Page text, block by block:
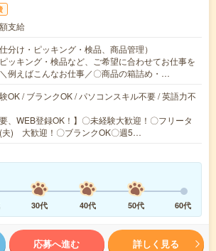
支給
分け・ピッキング・検品、商品管理）
ッキング・検品など、ご希望に合わせてお仕事を
例えばこんなお仕事／〇商品の箱詰め・…
OK / ブランクOK / パソコンスキル不要 / 英語力不
要、WEB登録OK！】〇未経験大歓迎！〇フリータ
夫) 大歓迎！〇ブランクOK〇週5…
30代 40代 50代 60代
応募へ進む 詳しく見る